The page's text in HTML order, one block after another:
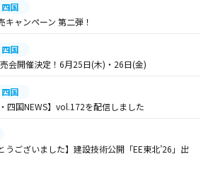
国
キャンペーン 第二弾！
国
会開催決定！6月25日(木)・26日(金)
国
四国NEWS】vol.172を配信しました
うございました】建設技術公開「EE東北’26」出